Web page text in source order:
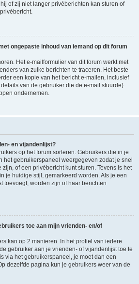
of zij niet langer privéberichten kan sturen of
ongepaste inhoud van iemand op dit forum
Het e-mailformulier van dit forum werkt met
van zulke berichten te traceren. Het beste
een kopie van het bericht e-mailen, inclusief
van de gebruiker die de e-mail stuurde).
ondernemen.
en vijandenlijst?
op het forum sorteren. Gebruikers die in je
het gebruikerspaneel weergegeven zodat je snel
zijn, of een privébericht kunt sturen. Tevens is het
je huidige stijl, gemarkeerd worden. Als je een
toevoegt, worden zijn of haar berichten
toe aan mijn vrienden- en/of
kan op 2 manieren. In het profiel van iedere
gebruiker aan je vrienden- of vijandenlijst toe te
via het gebruikerspaneel, je moet dan een
dezelfde pagina kun je gebruikers weer van de